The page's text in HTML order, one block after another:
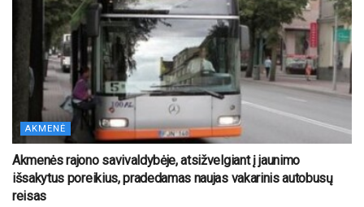
AKMENĖ
Akmenės rajono savivaldybėje, atsižvelgiant į jaunimo
išsakytus poreikius, pradedamas naujas vakarinis autobusų
reisas